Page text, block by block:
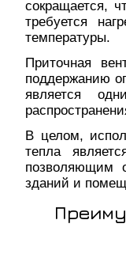
сокращается,
требуется
температуры.
Приточная
поддержанию
является
В целом,
тепла
позволяющим
зданий и